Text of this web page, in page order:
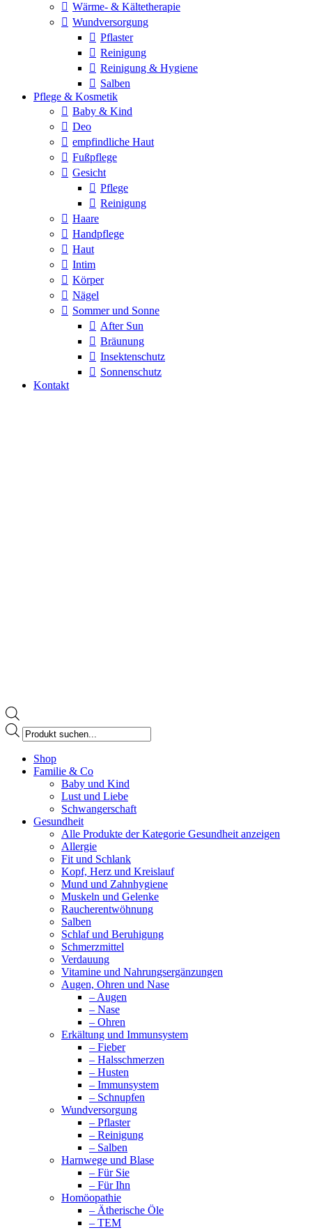
Wärme- & Kältetherapie
Wundversorgung
Pflaster
Reinigung
Reinigung & Hygiene
Salben
Pflege & Kosmetik
Baby & Kind
Deo
empfindliche Haut
Fußpflege
Gesicht
Pflege
Reinigung
Haare
Handpflege
Haut
Intim
Körper
Nägel
Sommer und Sonne
After Sun
Bräunung
Insektenschutz
Sonnenschutz
Kontakt
Products
search
page
opens
Shop
Familie & Co
Baby und Kind
Lust und Liebe
Schwangerschaft
Gesundheit
Alle Produkte der Kategorie Gesundheit anzeigen
Allergie
Fit und Schlank
Kopf, Herz und Kreislauf
Mund und Zahnhygiene
Muskeln und Gelenke
Raucherentwöhnung
Salben
Schlaf und Beruhigung
Schmerzmittel
Verdauung
Vitamine und Nahrungsergänzungen
Augen, Ohren und Nase
– Augen
– Nase
– Ohren
Erkältung und Immunsystem
– Fieber
– Halsschmerzen
– Husten
– Immunsystem
– Schnupfen
Wundversorgung
– Pflaster
– Reinigung
– Salben
Harnwege und Blase
– Für Sie
– Für Ihn
Homöopathie
– Ätherische Öle
– TEM